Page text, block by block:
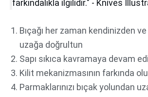
farkındalıkla ilgilidir." - Knives
Bıçağı her zaman kendinizden
uzağa doğrultun
Sapı sıkıca kavramaya devam
Kilit mekanizmasının farkında
Parmaklarınızı bıçak yolundan